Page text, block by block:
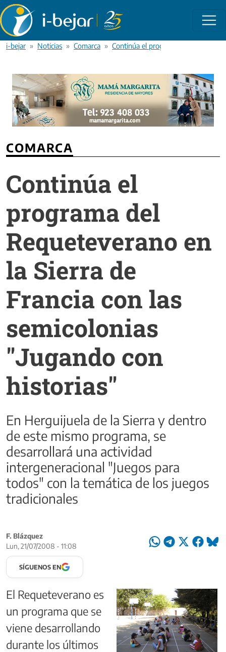
Pasar al contenido principal
i-bejar Noticias Comarca Continúa el programa del
COMARCA
Continúa el
programa del
Requeteverano en
la Sierra de
Francia con las
semicolonias
"Jugando con
historias"
En Herguijuela de la Sierra y dentro
de este mismo programa, se
desarrollará una actividad
intergeneracional "Juegos para
todos" con la temática de los juegos
tradicionales
F. Blázquez
Lun, 21/07/2008 - 11:08
SÍGUENOS EN
El Requeteverano es
un programa que se
viene desarrollando
durante los últimos